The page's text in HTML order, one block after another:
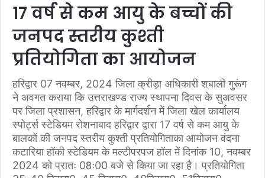
17 वर्ष से कम आयु के बच्चों की
जनपद स्तरीय कुश्ती
प्रतियोगिता का आयोजन
हरिद्वार 07 नवम्बर, 2024 जिला क्रीड़ा अधिकारी शबाली गुरूंग
ने अवगत कराया कि उत्तराखण्ड राज्य स्थापना दिवस के सुअवसर
पर जिला प्रशासन, हरिद्वार के मार्गदर्शन में जिला खेल कार्यालय
स्पोर्ट्स स्टेडियम रोशनाबाद हरिद्वार द्वारा 17 वर्ष से कम आयु के
बालकों की जनपद स्तरीय कुश्ती प्रतियोगिताका आयोजन वंदना
कटारिया हॉकी स्टेडियम के मल्टीपरपज हॉल में दिनांक 10, नवम्बर
2024 को प्रातः 08ः00 बजे से किया जा रहा है। प्रतियोगिता